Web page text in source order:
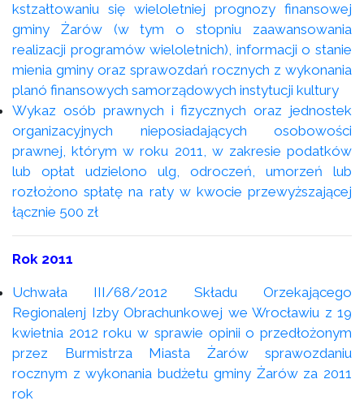
kstzałtowaniu się wieloletniej prognozy finansowej
gminy Żarów (w tym o stopniu zaawansowania
realizacji programów wieloletnich), informacji o stanie
mienia gminy oraz sprawozdań rocznych z wykonania
planó finansowych samorządowych instytucji kultury
Wykaz osób prawnych i fizycznych oraz jednostek
organizacyjnych nieposiadających osobowości
prawnej, którym w roku 2011, w zakresie podatków
lub opłat udzielono ulg, odroczeń, umorzeń lub
rozłożono spłatę na raty w kwocie przewyższającej
łącznie 500 zł
Rok 2011
Uchwała III/68/2012 Składu Orzekającego
Regionalenj Izby Obrachunkowej we Wrocławiu z 19
kwietnia 2012 roku w sprawie opinii o przedłożonym
przez Burmistrza Miasta Żarów sprawozdaniu
rocznym z wykonania budżetu gminy Żarów za 2011
rok